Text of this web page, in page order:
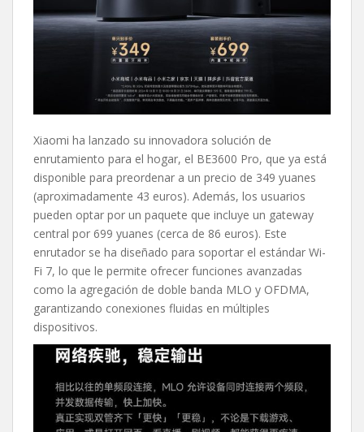
Xiaomi ha lanzado su innovadora solución de
enrutamiento para el hogar, el BE3600 Pro, que ya está
disponible para preordenar a un precio de 349 yuanes
(aproximadamente 43 euros). Además, los usuarios
pueden optar por un paquete que incluye un gateway
central por 699 yuanes (cerca de 86 euros). Este
enrutador se ha diseñado para soportar el estándar Wi-
Fi 7, lo que le permite ofrecer funciones avanzadas
como la agregación de doble banda MLO y OFDMA,
garantizando conexiones fluidas en múltiples
dispositivos.